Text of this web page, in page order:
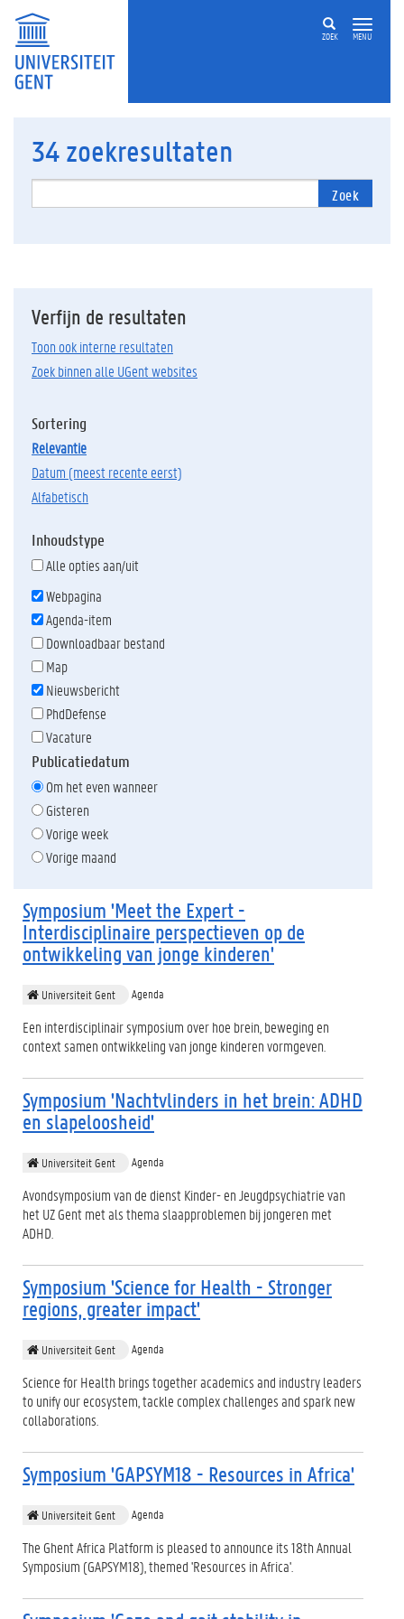
ZOEK MENU
34zoekresultaten
Zoek
Verfijn de resultaten
Toon ook interne resultaten
Zoek binnen alle UGent websites
Sortering
relevantie
datum (meest recente eerst)
alfabetisch
Inhoudstype
Alle opties aan/uit
Webpagina
Agenda-item
Downloadbaar bestand
Map
Nieuwsbericht
PhdDefense
Vacature
Publicatiedatum
Om het even wanneer
Gisteren
Vorige week
Vorige maand
Symposium 'Meet the Expert -
Interdisciplinaire perspectieven op de
ontwikkeling van jonge kinderen'
Universiteit Gent Agenda
Een interdisciplinair symposium over hoe brein, beweging en
context samen ontwikkeling van jonge kinderen vormgeven.
Symposium 'Nachtvlinders in het brein: ADHD
en slapeloosheid'
Universiteit Gent Agenda
Avondsymposium van de dienst Kinder- en Jeugdpsychiatrie van
het UZ Gent met als thema slaapproblemen bij jongeren met
ADHD.
Symposium 'Science for Health - Stronger
regions, greater impact'
Universiteit Gent Agenda
Science for Health brings together academics and industry leaders
to unify our ecosystem, tackle complex challenges and spark new
collaborations.
Symposium 'GAPSYM18 - Resources in Africa'
Universiteit Gent Agenda
The Ghent Africa Platform is pleased to announce its 18th Annual
Symposium (GAPSYM18), themed 'Resources in Africa'.